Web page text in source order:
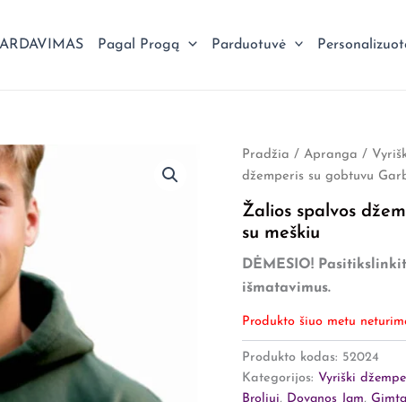
Pagal Progą Parduotuvė
Pradžia / Apranga /
džemperis su gobtuvu
Žalios spalvos
su meškiu
DĖMESIO!
išmatavimus.
Produkto šiuo metu
Produkto kodas: 52024
Kategorijos: Vyriški
Broliui, Dovanos Jam,